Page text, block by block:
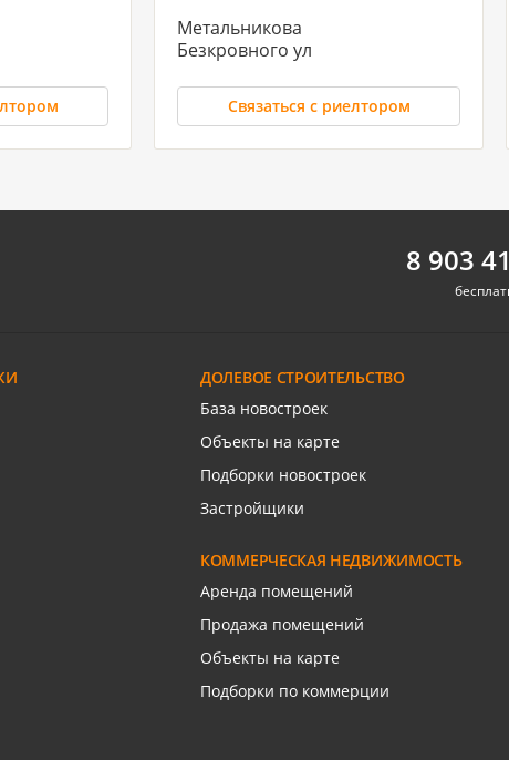
Метальникова
Безкровного ул
Связаться с риелтором
8 903
ДОЛЕВОЕ СТРОИТЕЛЬСТВО
База новостроек
Объекты на карте
Подборки новостроек
Застройщики
КОММЕРЧЕСКАЯ НЕДВИЖИМОСТЬ
Аренда помещений
Продажа помещений
Объекты на карте
Подборки по коммерции